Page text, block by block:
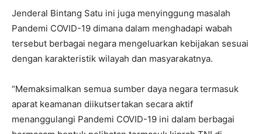
Jenderal Bintang Satu ini juga menyinggung masalah
Pandemi COVID-19 dimana dalam menghadapi wabah
tersebut berbagai negara mengeluarkan kebijakan sesuai
dengan karakteristik wilayah dan masyarakatnya.
“Memaksimalkan semua sumber daya negara termasuk
aparat keamanan diikutsertakan secara aktif
menanggulangi Pandemi COVID-19 ini dalam berbagai